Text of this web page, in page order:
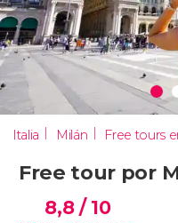
Italia Milán Free tours
Free tour por
8,8/ 10